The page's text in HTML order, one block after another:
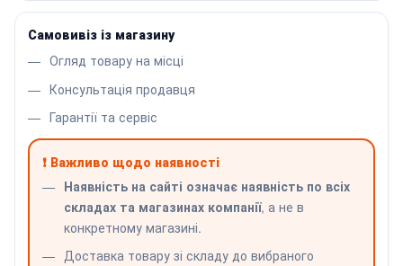
Самовивіз із магазину
Огляд товару на місці
Консультація продавця
Гарантії та сервіс
❗ Важливо щодо наявності
Наявність на сайті означає наявність по всіх
складах та магазинах компанії, а не в
конкретному магазині.
Доставка товару зі складу до вибраного